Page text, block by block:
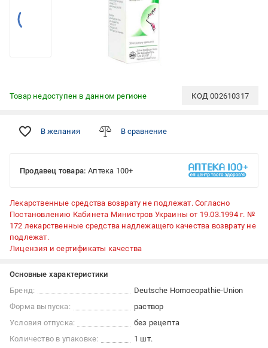
Товар недоступен в данном регионе КОД002610317
В желания В сравнение
Продавец товара: Аптека 100+
Лекарственные средства возврату не подлежат. Согласно
Постановлению Кабинета Министров Украины от 19.03.1994 г. №
172 лекарственные средства надлежащего качества возврату не
подлежат.
Лицензия и сертификаты качества
Основные характеристики
Бренд:
Deutsche Homoeopathie-Union
Форма выпуска:
раствор
Условия отпуска:
без рецепта
Количество в упаковке:
1 шт.